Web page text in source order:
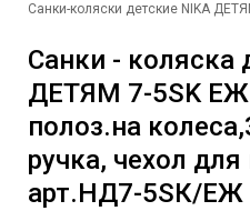
Санки-коляски детские NIKA
Санки - коляска
ДЕТЯМ 7-5SK
полоз.на
ручка, чехол
арт.НД7-5SК/ЕЖ